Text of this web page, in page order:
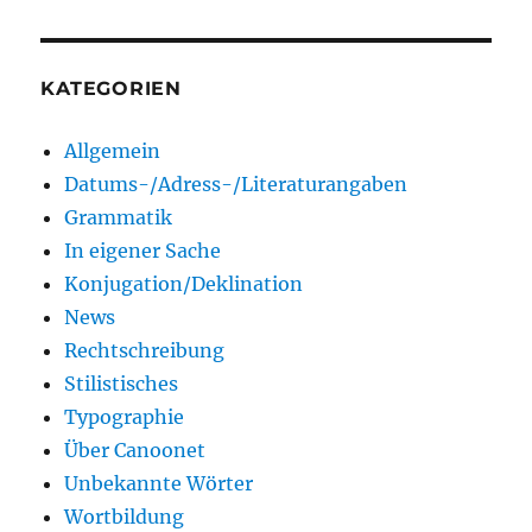
KATEGORIEN
Allgemein
Datums-/Adress-/Literaturangaben
Grammatik
In eigener Sache
Konjugation/Deklination
News
Rechtschreibung
Stilistisches
Typographie
Über Canoonet
Unbekannte Wörter
Wortbildung